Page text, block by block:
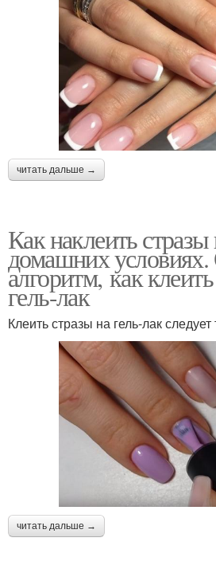
читать дальше →
Как наклеить стразы
домашних
алгоритм, как
гель-лак
Клеить стразы на гель-лак следует
читать дальше →